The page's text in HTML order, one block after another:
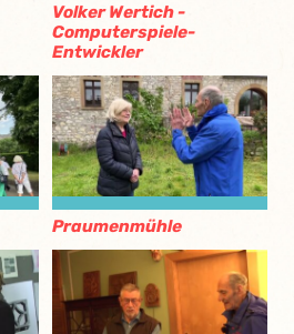
Volker Wertich -
Computerspiele-
Entwickler
Praumenmühle